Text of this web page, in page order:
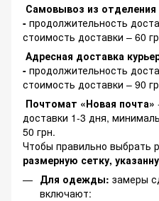
Самовывоз из отделения
- продолжительность
стоимость доставки – 60
Адресная доставка
- продолжительность
стоимость доставки – 90
Почтомат «Новая почта»
доставки 1-3 дня,
50 грн.
Чтобы правильно выбрать
размерную сетку,
Для одежды: замеры
включают: